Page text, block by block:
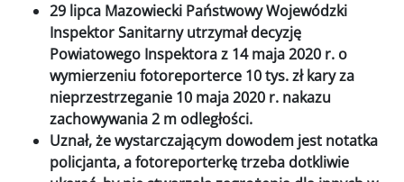
29 lipca Mazowiecki Państwowy Wojewódzki
Inspektor Sanitarny utrzymał decyzję
Powiatowego Inspektora z 14 maja 2020 r. o
wymierzeniu fotoreporterce 10 tys. zł kary za
nieprzestrzeganie 10 maja 2020 r. nakazu
zachowywania 2 m odległości.
Uznał, że wystarczającym dowodem jest notatka
policjanta, a fotoreporterkę trzeba dotkliwie